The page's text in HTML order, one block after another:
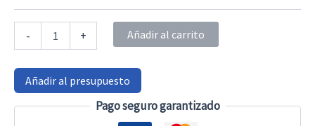
-
demencia
cantidad
+ Añadir al carrito
Añadir al presupuesto
Pago seguro garantizado